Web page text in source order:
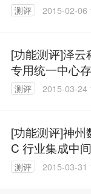
测评
2015-02-06
[功能测评]泽云
专用统一中心
测评
2015-03-24
[功能测评]神州
C 行业集成中
测评
2015-03-31